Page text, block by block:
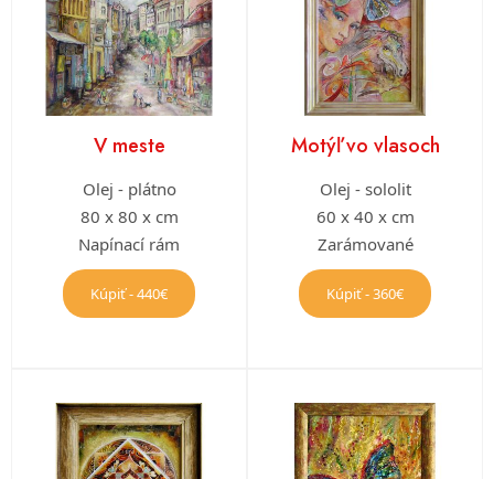
V meste
Olej - plátno
80 x 80 x cm
Napínací rám
Kúpiť - 440€
Motýľ vo vlasoch
Olej - sololit
60 x 40 x cm
Zarámované
Kúpiť - 360€